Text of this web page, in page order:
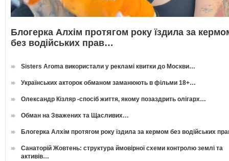
Блогерка Алхім протягом року їздила за
без водійських прав…
Sisters Aroma використали у рекламі квитки до Москви…
Українських акторок обманом заманюють в фільми 18+…
Олександр Кізляр -спосіб життя, якому позаздрить олігарх…
Обман на Зважених та Щасливих…
Блогерка Алхім протягом року їздила за кермом без водійських
Санаторій Жовтень: структура ймовірної схеми контролю землі та
активів…